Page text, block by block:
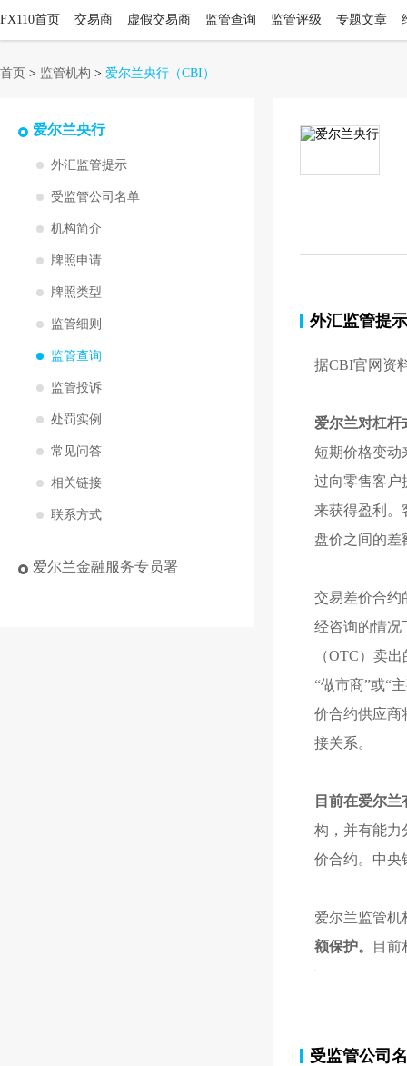
FX110首页 交易商 虚假交易商 监管查询 监管评级 专题文章
首页 > 监管机构 > 爱尔兰央行 （CBI）
爱尔兰央行
外汇监管提示
受监管公司名单
机构简介
牌照申请
牌照类型
监管细则
监管查询
监管投诉
处罚实例
常见问答
相关链接
联系方式
爱尔兰金融服务专员署
外汇监管提示
据CBI官网资
爱尔兰对杠杆
短期价格变动
过向零售客户
来获得盈利。
盘价之间的差
交易差价合约
经咨询的情况
（OTC）卖
“做市商”或“
价合约供应商
接关系。
目前在爱尔
构，并有能力
价合约。中央
爱尔兰监管
额保护。
目
受监管公司